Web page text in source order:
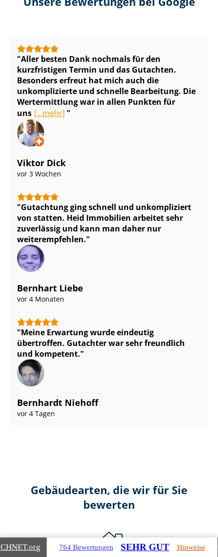
Aller besten Dank nochmals für den
kurzfristigen Termin und das Gutachten.
Besonders erfreut hat mich auch die
unkomplizierte und schnelle Bearbeitung. Die
Wertermittlung war in allen Punkten für
uns [...mehr]
Viktor Dick
vor 3 Wochen
Gutachtung ging schnell und unkompliziert
von statten. Heid Immobilien arbeitet sehr
zuverlässig und kann man daher nur
weiterempfehlen.
Bernhart Liebe
vor 4 Monaten
Meine Erwartung wurde eindeutig
übertroffen. Gutachter war sehr freundlich
und kompetent.
Bernhardt Niehoff
vor 4 Tagen
Gebäudearten, die wir für Sie
bewerten
.org 764 Bewertungen SEHR GUT Hinweise